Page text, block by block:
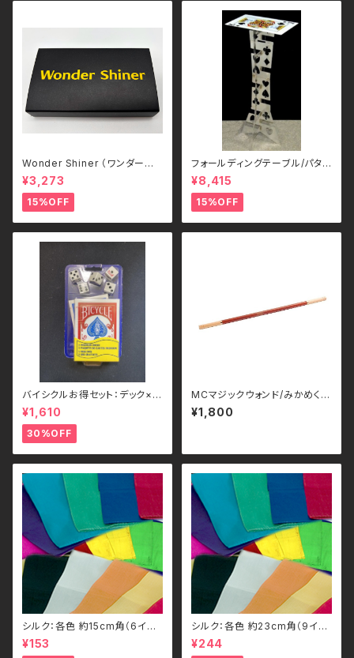
Wonder Shiner （ワンダーシャ
イナー）
¥3,273
15%OFF
フォールディングテーブル/パタパ
タテーブル：アルミ製（スペード
のキング）
¥8,415
15%OFF
バイシクルお得セット：デック×2
個 ＆ サイコロ×5個
¥1,610
30%OFF
MCマジックウォンド/みかめくら
ふとのウォンド
¥1,800
シルク：各色 約15cm角（6イン
チ）/ Silks(6inch) by Gosh
¥153
シルク：各色 約23cm角（9イン
チ）/ Silks(9inch) by Gosh
¥244